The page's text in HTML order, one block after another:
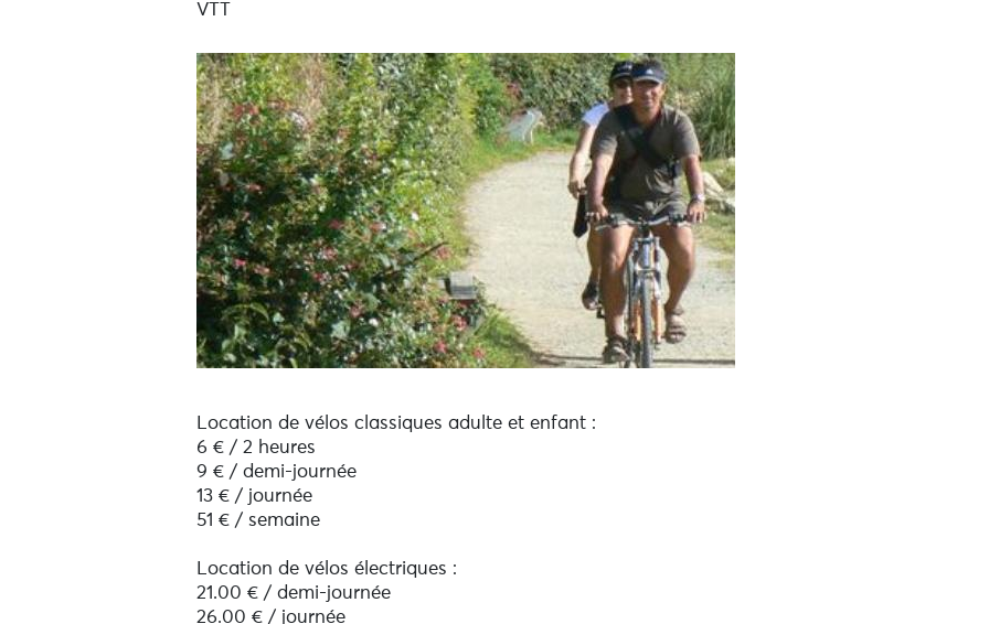
VTT
Location de vélos classiques adulte et enfant :
6 € / 2 heures
9 € / demi-journée
13 € / journée
51 € / semaine
Location de vélos électriques :
21.00 € / demi-journée
26.00 € / journée